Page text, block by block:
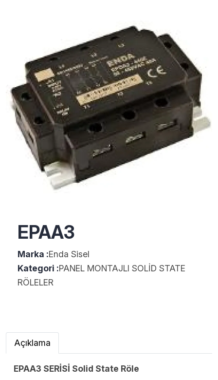
EPAA3
Marka :Enda Sisel
Kategori :PANEL MONTAJLI SOLİD STATE
RÖLELER
Açıklama
EPAA3 SERİSİ Solid State Röle